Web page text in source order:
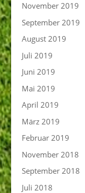
November 2019
September 2019
August 2019
Juli 2019
Juni 2019
Mai 2019
April 2019
März 2019
Februar 2019
November 2018
September 2018
Juli 2018